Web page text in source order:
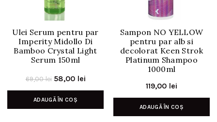
Ulei Serum pentru par
Imperity Midollo Di
Bamboo Crystal Light
Serum 150ml
69,00lei Prețul
inițial
a
58,00 leiPrețul
curent
58,00 lei.
ADAUGĂ ÎN COȘ
Sampon NO YELLOW
pentru par alb si
decolorat Keen Strok
Platinum Shampoo
1000ml
119,00 lei
ADAUGĂ ÎN COȘ